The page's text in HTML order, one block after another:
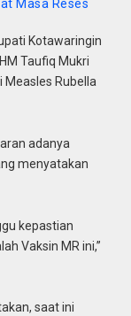
Masa Reses
Kotawaringin
Taufiq Mukri
Rubella
adanya
menyatakan
kepastian
Vaksin MR ini,”
saat ini